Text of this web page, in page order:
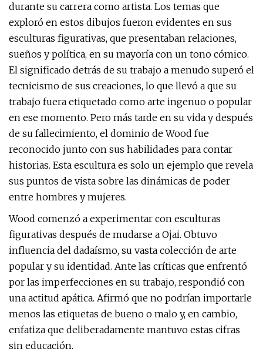
durante su carrera como artista. Los temas que
exploró en estos dibujos fueron evidentes en sus
esculturas figurativas, que presentaban relaciones,
sueños y política, en su mayoría con un tono cómico.
El significado detrás de su trabajo a menudo superó el
tecnicismo de sus creaciones, lo que llevó a que su
trabajo fuera etiquetado como arte ingenuo o popular
en ese momento. Pero más tarde en su vida y después
de su fallecimiento, el dominio de Wood fue
reconocido junto con sus habilidades para contar
historias. Esta escultura es solo un ejemplo que revela
sus puntos de vista sobre las dinámicas de poder
entre hombres y mujeres.
Wood comenzó a experimentar con esculturas
figurativas después de mudarse a Ojai. Obtuvo
influencia del dadaísmo, su vasta colección de arte
popular y su identidad. Ante las críticas que enfrentó
por las imperfecciones en su trabajo, respondió con
una actitud apática. Afirmó que no podrían importarle
menos las etiquetas de bueno o malo y, en cambio,
enfatiza que deliberadamente mantuvo estas cifras
sin educación.